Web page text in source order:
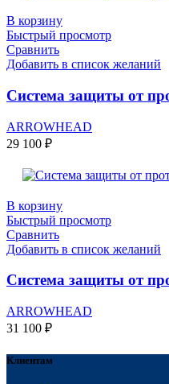
В корзину
Быстрый просмотр
Сравнить
Добавить в список желаний
Система защиты от
ARROWHEAD
29 100 ₽
В корзину
Быстрый просмотр
Сравнить
Добавить в список желаний
Система защиты от
ARROWHEAD
31 100 ₽
Клиентам